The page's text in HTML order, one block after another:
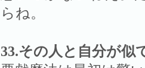
らね。
33.その人と自分が似